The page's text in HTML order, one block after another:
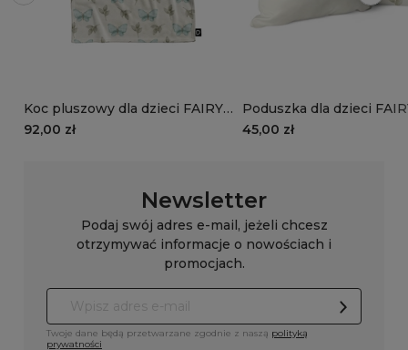
Koc pluszowy dla dzieci FAIRY
TALES wzór D147 | zaczarowane
92,00 zł
Poduszka dla dzieci
TALES wzór D147 z
45,00 zł
Newsletter
Podaj swój adres e-mail, jeżeli chcesz
otrzymywać informacje o nowościach i
promocjach.
Twoje dane będą przetwarzane zgodnie z naszą polityką
prywatności